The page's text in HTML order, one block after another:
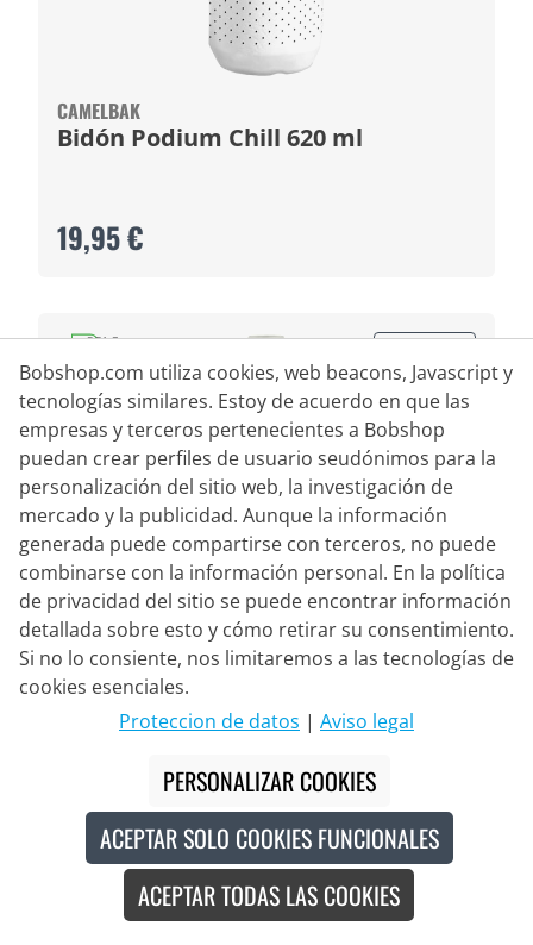
CAMELBAK
Bidón Podium Chill 620 ml
19,95 €
Bidón Podium Chill 620 ml
19,95 €
BPA Free
Bobshop.com utiliza cookies, web beacons, Javascript y
tecnologías similares. Estoy de acuerdo en que las
empresas y terceros pertenecientes a Bobshop
puedan crear perfiles de usuario seudónimos para la
personalización del sitio web, la investigación de
mercado y la publicidad. Aunque la información
generada puede compartirse con terceros, no puede
combinarse con la información personal. En la política
de privacidad del sitio se puede encontrar información
detallada sobre esto y cómo retirar su consentimiento.
Si no lo consiente, nos limitaremos a las tecnologías de
cookies esenciales.
Proteccion de datos | Aviso legal
PERSONALIZAR COOKIES
ACEPTAR SOLO COOKIES FUNCIONALES
ACEPTAR TODAS LAS COOKIES